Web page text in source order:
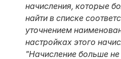
начисления, которые
найти в списке
уточнением
настройках этого
"Начисление больше не